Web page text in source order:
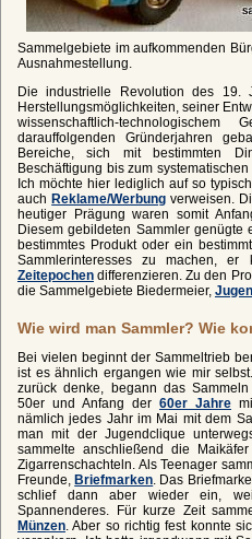
Sammelgebiete im aufkommenden
Ausnahmestellung.
Die industrielle Revolution des 19.
Herstellungsmöglichkeiten, seiner
wissenschaftlich-
darauffolgenden Gründerjahren
Bereiche, sich mit bestimmten
Beschäftigung bis zum
Ich möchte hier lediglich auf so
auchReklame/Werbung verweisen.
heutiger Prägung waren somit
Diesem gebildeten Sammler genügte
bestimmtes Produkt oder ein
Sammlerinteresses zu machen,
Zeitepochen differenzieren. Zu den
die Sammelgebiete Biedermeier,
Wie wird man Sammler? Wie
Bei vielen beginnt der Sammeltrieb
ist es ähnlich ergangen wie mir
zurück denke, begann das
50er und Anfang der 60er Jahre
nämlich jedes Jahr im Mai mit dem
man mit der Jugendclique
sammelte anschließend die
Zigarrenschachteln. Als Teenager
Freunde,Briefmarken . Das
schlief dann aber wieder ein,
Spannenderes. Für kurze Zeit
Münzen . Aber so richtig fest konnte